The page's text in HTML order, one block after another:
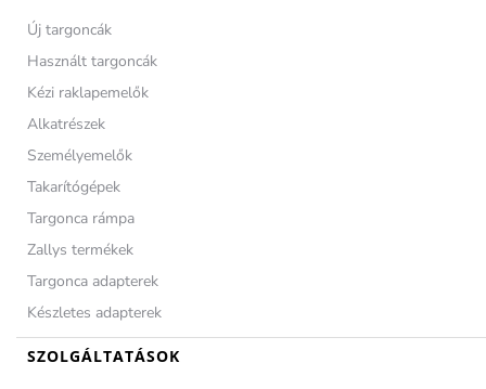
Új targoncák
Használt targoncák
Kézi raklapemelők
Alkatrészek
Személyemelők
Takarítógépek
Targonca rámpa
Zallys termékek
Targonca adapterek
Készletes adapterek
SZOLGÁLTATÁSOK